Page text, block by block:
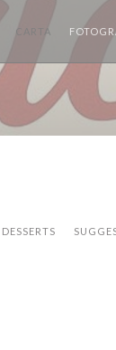
CARTA
DESSERTS